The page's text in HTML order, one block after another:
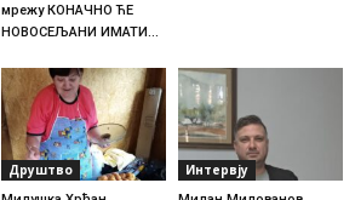
мрежу КОНАЧНО ЋЕ
НОВОСЕЉАНИ ИМАТИ...
Друштво Интервју